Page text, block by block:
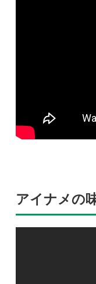
アイナメの